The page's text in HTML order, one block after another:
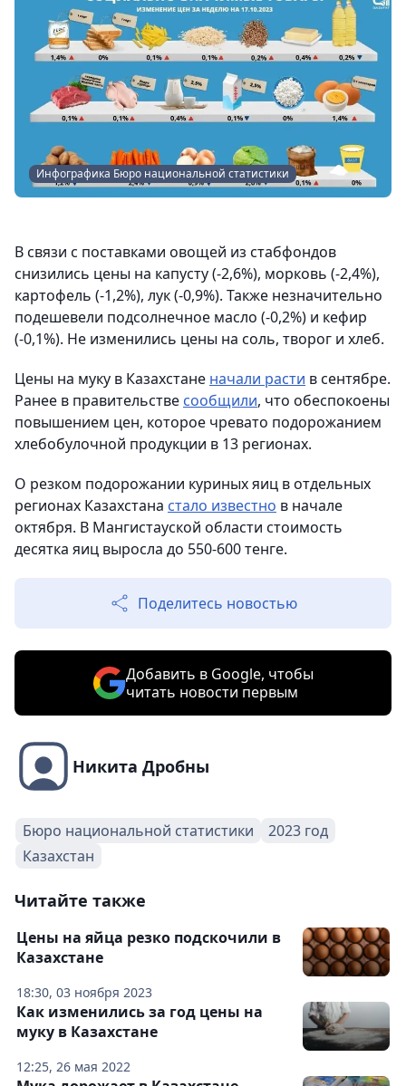
Инфографика Бюро национальной статистики
В связи с поставками овощей из стабфондов
снизились цены на капусту (-2,6%), морковь (-2,4%),
картофель (-1,2%), лук (-0,9%). Также незначительно
подешевели подсолнечное масло (-0,2%) и кефир
(-0,1%). Не изменились цены на соль, творог и хлеб.
Цены на муку в Казахстане начали расти в сентябре.
Ранее в правительстве сообщили, что обеспокоены
повышением цен, которое чревато подорожанием
хлебобулочной продукции в 13 регионах.
О резком подорожании куриных яиц в отдельных
регионах Казахстана стало известно в начале
октября. В Мангистауской области стоимость
десятка яиц выросла до 550-600 тенге.
Поделитесь новостью
Добавить в Google, чтобы
читать новости первым
Никита Дробны
Бюро национальной статистики
2023 год
Казахстан
Читайте также
18:30, 03 ноября 2023
Цены на яйца резко подскочили в
Казахстане
12:25, 26 мая 2022
Как изменились за год цены на
муку в Казахстане